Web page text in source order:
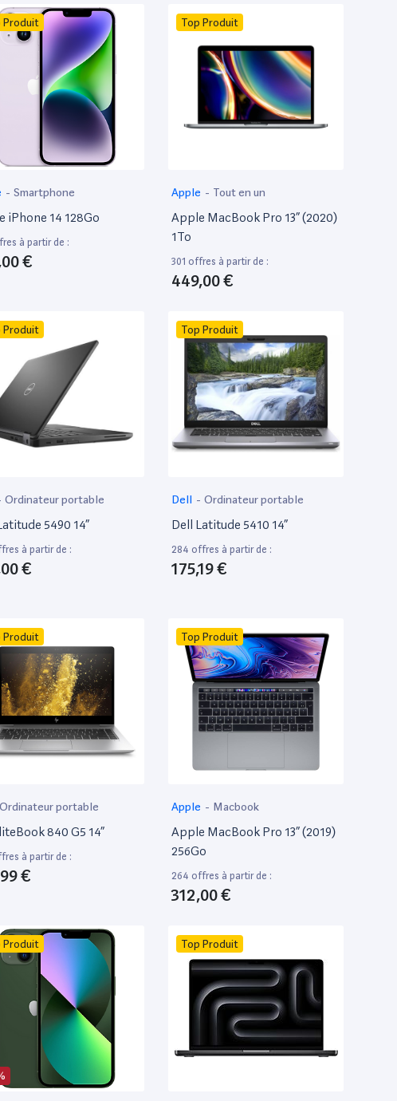
Produit
- Smartphone
iPhone 14 128Go
à partir de :
€
Top Produit
Apple - Tout en un
Apple MacBook Pro 13” (2020)
1To
301 offres à partir de :
449,00 €
Produit
Ordinateur portable
5490 14”
à partir de :
€
Top Produit
Dell - Ordinateur portable
Dell Latitude 5410 14”
284 offres à partir de :
175,19 €
Produit
Ordinateur portable
840 G5 14”
à partir de :
€
Top Produit
Apple - Macbook
Apple MacBook Pro 13” (2019)
256Go
264 offres à partir de :
312,00 €
Produit Top Produit